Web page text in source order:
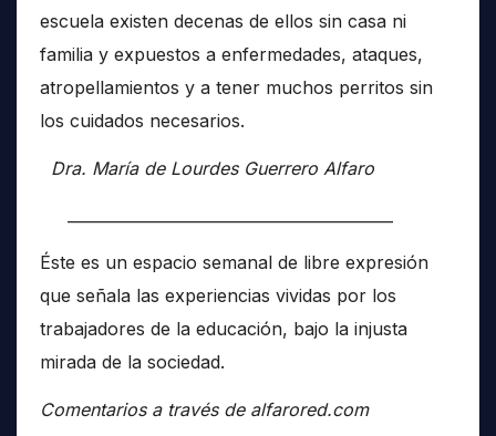
escuela existen decenas de ellos sin casa ni
familia y expuestos a enfermedades, ataques,
atropellamientos y a tener muchos perritos sin
los cuidados necesarios.
Dra. María de Lourdes Guerrero Alfaro
Éste es un espacio semanal de libre expresión
que señala las experiencias vividas por los
trabajadores de la educación, bajo la injusta
mirada de la sociedad.
Comentarios a través de alfarored.com